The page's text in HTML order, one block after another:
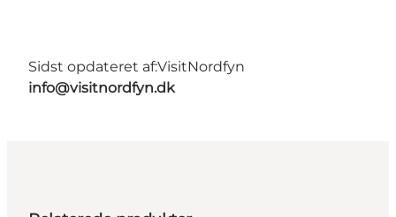
Sidst opdateret af:VisitNordfyn
info@visitnordfyn.dk